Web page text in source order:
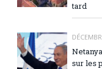
tard
sur les